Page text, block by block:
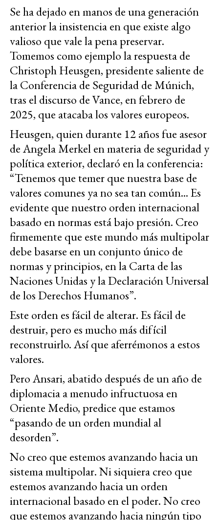
Se ha dejado en manos de una generación
anterior la insistencia en que existe algo
valioso que vale la pena preservar.
Tomemos como ejemplo la respuesta de
Christoph Heusgen, presidente saliente de
la Conferencia de Seguridad de Múnich,
tras el discurso de Vance, en febrero de
2025, que atacaba los valores europeos.
Heusgen, quien durante 12 años fue asesor
de Angela Merkel en materia de seguridad y
política exterior, declaró en la conferencia:
“Tenemos que temer que nuestra base de
valores comunes ya no sea tan común... Es
evidente que nuestro orden internacional
basado en normas está bajo presión. Creo
firmemente que este mundo más multipolar
debe basarse en un conjunto único de
normas y principios, en la Carta de las
Naciones Unidas y la Declaración Universal
de los Derechos Humanos”.
Este orden es fácil de alterar. Es fácil de
destruir, pero es mucho más difícil
reconstruirlo. Así que aferrémonos a estos
valores.
Pero Ansari, abatido después de un año de
diplomacia a menudo infructuosa en
Oriente Medio, predice que estamos
“pasando de un orden mundial al
desorden”.
No creo que estemos avanzando hacia un
sistema multipolar. Ni siquiera creo que
estemos avanzando hacia un orden
internacional basado en el poder. No creo
que estemos avanzando hacia ningún tipo